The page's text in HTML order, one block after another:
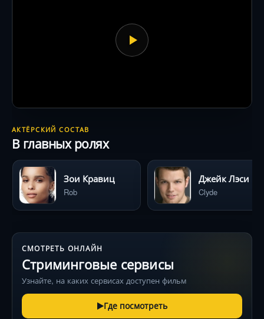
АКТЁРСКИЙ СОСТАВ
В главных ролях
Зои Кравиц
Rob
Джейк Лэси
Clyde
СМОТРЕТЬ ОНЛАЙН
Стриминговые сервисы
Узнайте, на каких сервисах доступен фильм
Где посмотреть